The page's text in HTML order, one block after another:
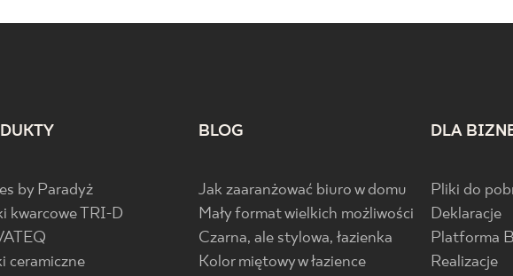
by Paradyż
kwarcowe TRI-D
ceramiczne
BLOG
Jak zaaranżować biuro w domu
Mały format wielkich możliwości
Czarna, ale stylowa, łazienka
Kolor miętowy w łazience
DLA
Pliki do
Deklaracje
Platforma
Realizacje